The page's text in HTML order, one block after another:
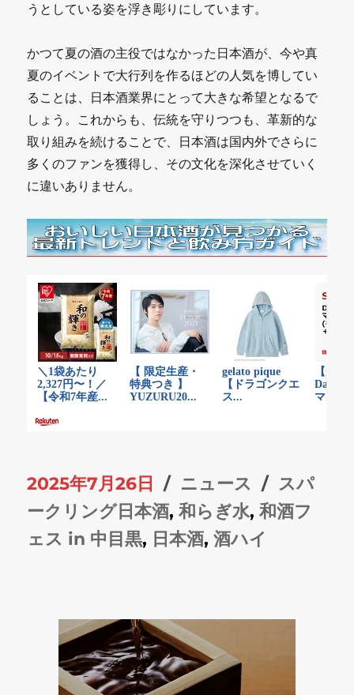
うとしている姿を浮き彫りにしています。
かつて夏の酒の主役ではなかった日本酒が、今や真
夏のイベントで大行列を作るほどの人気を博してい
ることは、日本酒業界にとって大きな希望となるで
しょう。これからも、伝統を守りつつも、革新的な
取り組みを続けることで、日本酒は国内外でさらに
多くのファンを獲得し、その文化を深化させていく
に違いありません。
投
稿
日:
2025年7月26日
カ
テ
ゴ
ニュース
タ
グ
スパ
ークリング日本酒,和らぎ水,和酒フ
ェス in 中目黒, 日本酒,酒ハイ